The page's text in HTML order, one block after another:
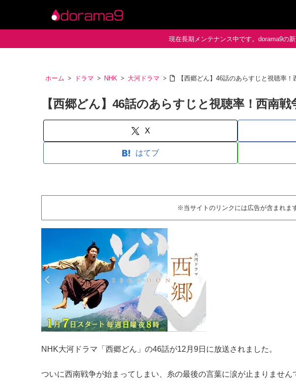
現在長期メンテナンス中です。dorama9の
ホーム ドラマ NHK 大河ドラマ 【西郷どん】46話のあらすじと視聴率
【西郷どん】46話のあらすじと視聴率！西南戦
X
はてブ
※当サイトのリンクには広告が含まれま
NHK大河ドラマ「西郷どん」の46話が12月9日に放送されました。
ついに西南戦争が始まってしまい、糸の最後の言葉に涙が止まりません